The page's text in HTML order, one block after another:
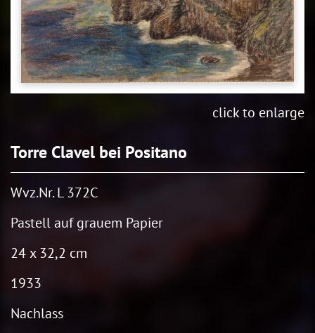
click to enlarge
Torre Clavel bei Positano
Wvz.Nr. L 372C
Pastell auf grauem Papier
24 x 32,2 cm
1933
Nachlass